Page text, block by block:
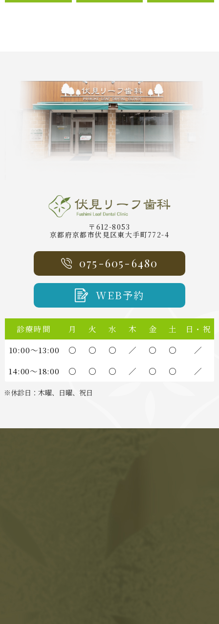
〒612-8053
京都府京都市伏見区東大手町772-4
075-605-6480
WEB予約
診療時間 月 火 水 木 金 土
日・祝
10:00～13:00
○ ○ ○ ／ ○ ○
／
14:00～18:00
○ ○ ○ ／ ○ ○ ／
※休診日：木曜、日曜、祝日